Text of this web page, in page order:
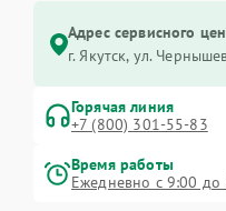
Адрес сервисного
г. Якутск, ул.
Горячая линия
+7 (800) 301-55-83
Время работы
Ежедневно с 9:00 до